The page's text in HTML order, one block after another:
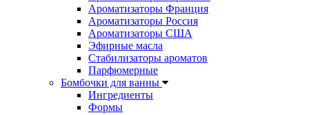
Ароматизаторы Франция
Ароматизаторы Россия
Ароматизаторы США
Эфирные масла
Стабилизаторы ароматов
Парфюмерные
Бомбочки для ванны
Ингредиенты
Формы